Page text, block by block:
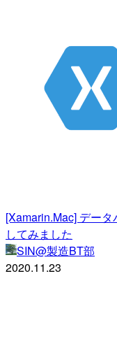
[Xamarin.Mac] デー
してみました
SIN@製造BT部
2020.11.23